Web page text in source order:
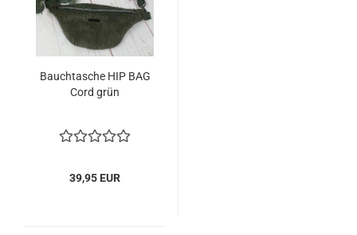
Bauchtasche HIP BAG
Cord grün
39,95 EUR